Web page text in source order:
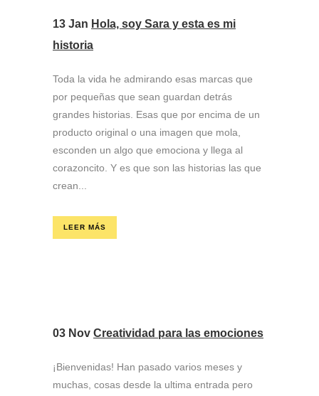
13 Jan Hola, soy Sara y esta es mi
historia
Toda la vida he admirando esas marcas que
por pequeñas que sean guardan detrás
grandes historias. Esas que por encima de un
producto original o una imagen que mola,
esconden un algo que emociona y llega al
corazoncito. Y es que son las historias las que
crean...
LEER MÁS
03 Nov Creatividad para las emociones
¡Bienvenidas! Han pasado varios meses y
muchas, cosas desde la ultima entrada pero